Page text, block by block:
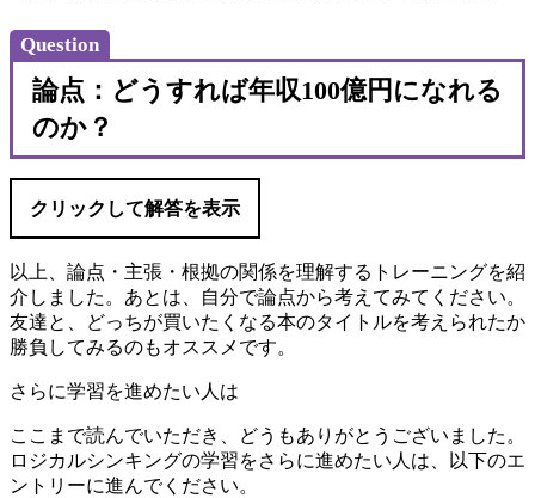
Question
論点：どうすれば年収100億円になれる
のか？
クリックして解答を表示
以上、論点・主張・根拠の関係を理解するトレーニングを紹
介しました。あとは、自分で論点から考えてみてください。
友達と、どっちが買いたくなる本のタイトルを考えられたか
勝負してみるのもオススメです。
さらに学習を進めたい人は
ここまで読んでいただき、どうもありがとうございました。
ロジカルシンキングの学習をさらに進めたい人は、以下のエ
ントリーに進んでください。